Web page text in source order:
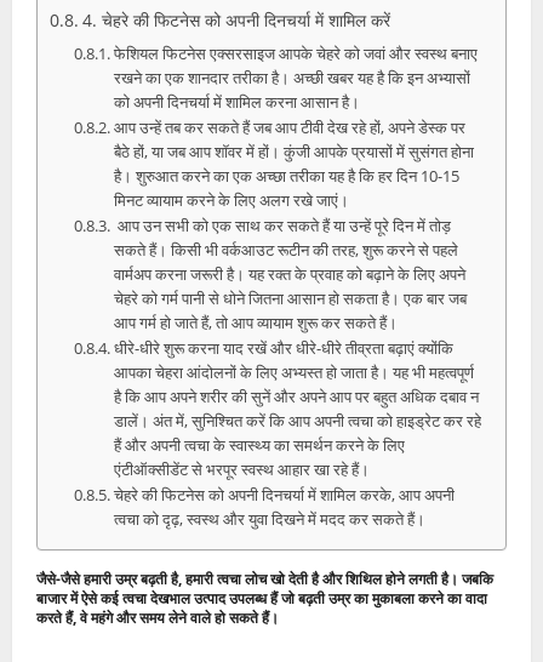
4. चेहरे की फिटनेस को अपनी दिनचर्या में शामिल करें
फेशियल फिटनेस एक्सरसाइज आपके चेहरे को जवां और स्वस्थ बनाए
रखने का एक शानदार तरीका है। अच्छी खबर यह है कि इन अभ्यासों
को अपनी दिनचर्या में शामिल करना आसान है।
आप उन्हें तब कर सकते हैं जब आप टीवी देख रहे हों, अपने डेस्क पर
बैठे हों, या जब आप शॉवर में हों। कुंजी आपके प्रयासों में सुसंगत होना
है। शुरुआत करने का एक अच्छा तरीका यह है कि हर दिन 10-15
मिनट व्यायाम करने के लिए अलग रखे जाएं।
आप उन सभी को एक साथ कर सकते हैं या उन्हें पूरे दिन में तोड़
सकते हैं। किसी भी वर्कआउट रूटीन की तरह, शुरू करने से पहले
वार्मअप करना जरूरी है। यह रक्त के प्रवाह को बढ़ाने के लिए अपने
चेहरे को गर्म पानी से धोने जितना आसान हो सकता है। एक बार जब
आप गर्म हो जाते हैं, तो आप व्यायाम शुरू कर सकते हैं।
धीरे-धीरे शुरू करना याद रखें और धीरे-धीरे तीव्रता बढ़ाएं क्योंकि
आपका चेहरा आंदोलनों के लिए अभ्यस्त हो जाता है। यह भी महत्वपूर्ण
है कि आप अपने शरीर की सुनें और अपने आप पर बहुत अधिक दबाव न
डालें। अंत में, सुनिश्चित करें कि आप अपनी त्वचा को हाइड्रेट कर रहे
हैं और अपनी त्वचा के स्वास्थ्य का समर्थन करने के लिए
एंटीऑक्सीडेंट से भरपूर स्वस्थ आहार खा रहे हैं।
चेहरे की फिटनेस को अपनी दिनचर्या में शामिल करके, आप अपनी
त्वचा को दृढ़, स्वस्थ और युवा दिखने में मदद कर सकते हैं।
जैसे-जैसे हमारी उम्र बढ़ती है, हमारी त्वचा लोच खो देती है और शिथिल होने लगती है। जबकि
बाजार में ऐसे कई त्वचा देखभाल उत्पाद उपलब्ध हैं जो बढ़ती उम्र का मुकाबला करने का वादा
करते हैं, वे महंगे और समय लेने वाले हो सकते हैं।